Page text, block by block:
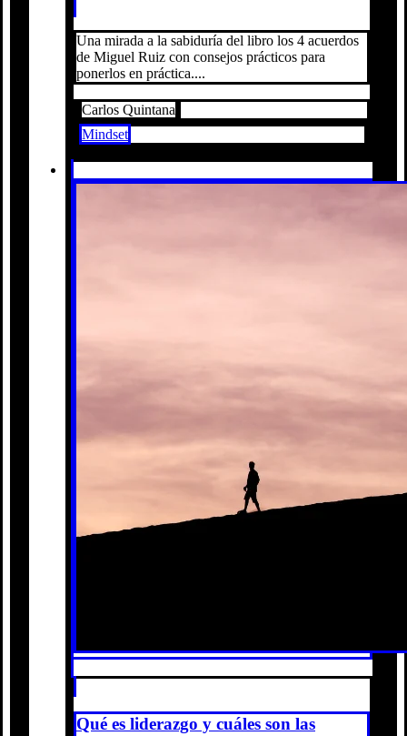
Una mirada a la sabiduría del libro los 4 acuerdos
de Miguel Ruiz con consejos prácticos para
ponerlos en práctica....
Carlos Quintana
Mindset
Qué es liderazgo y cuáles son las